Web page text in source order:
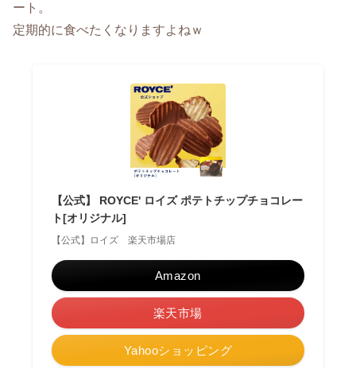
ート。
定期的に食べたくなりますよねｗ
【公式】 ROYCE' ロイズ ポテトチップチョコレー
ト[オリジナル]
【公式】ロイズ 楽天市場店
Amazon
楽天市場
Yahooショッピング